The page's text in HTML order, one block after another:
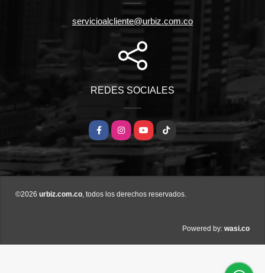
servicioalcliente@urbiz.com.co
REDES SOCIALES
FacebookInstagramYouTubeTikTok
©2026 urbiz.com.co, todos los derechos reservados.
Powered by: wasi.co